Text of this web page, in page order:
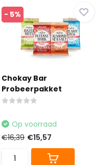
- 5%
Chokay Bar
Probeerpakket
Op voorraad
€16,39 €15,57